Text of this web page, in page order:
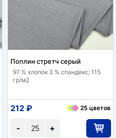
Поплин стретч серый
97 % хлопок 3 % спандекс; 115
гр/м2
+
-
212 ₽ 25 цветов